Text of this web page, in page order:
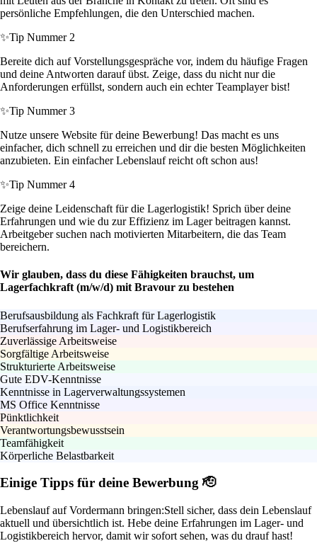
persönliche Empfehlungen, die den Unterschied machen.
✨Tip Nummer 2
Bereite dich auf Vorstellungsgespräche vor, indem du häufige Fragen
und deine Antworten darauf übst. Zeige, dass du nicht nur die
Anforderungen erfüllst, sondern auch ein echter Teamplayer bist!
✨Tip Nummer 3
Nutze unsere Website für deine Bewerbung! Das macht es uns
einfacher, dich schnell zu erreichen und dir die besten Möglichkeiten
anzubieten. Ein einfacher Lebenslauf reicht oft schon aus!
✨Tip Nummer 4
Zeige deine Leidenschaft für die Lagerlogistik! Sprich über deine
Erfahrungen und wie du zur Effizienz im Lager beitragen kannst.
Arbeitgeber suchen nach motivierten Mitarbeitern, die das Team
bereichern.
Wir glauben, dass du diese Fähigkeiten brauchst, um
Lagerfachkraft (m/w/d) mit Bravour zu bestehen
Berufsausbildung als Fachkraft für Lagerlogistik
Berufserfahrung im Lager- und Logistikbereich
Zuverlässige Arbeitsweise
Sorgfältige Arbeitsweise
Strukturierte Arbeitsweise
Gute EDV-Kenntnisse
Kenntnisse in Lagerverwaltungssystemen
MS Office Kenntnisse
Pünktlichkeit
Verantwortungsbewusstsein
Teamfähigkeit
Körperliche Belastbarkeit
Einige Tipps für deine Bewerbung 🫡
Lebenslauf auf Vordermann bringen:Stell sicher, dass dein Lebenslauf
aktuell und übersichtlich ist. Hebe deine Erfahrungen im Lager- und
Logistikbereich hervor, damit wir sofort sehen, was du drauf hast!